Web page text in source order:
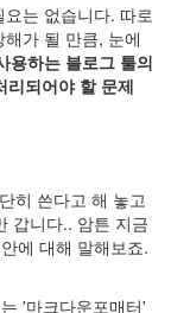
는 없습니다. 따로
가 될 만큼, 눈에
용하는 블로그 툴의
리되어야 할 문제
히 쓴다고 해 놓고
갑니다.. 암튼 지금
에 대해 말해보죠.
'마크다운포매터'